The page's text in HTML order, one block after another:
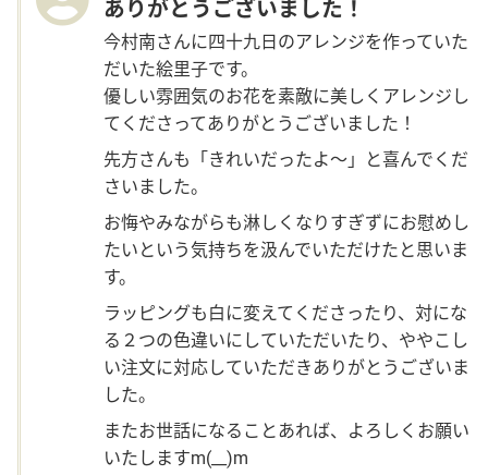
ありがとうございました！
今村南さんに四十九日のアレンジを作っていた
だいた絵里子です。
優しい雰囲気のお花を素敵に美しくアレンジし
てくださってありがとうございました！
先方さんも「きれいだったよ～」と喜んでくだ
さいました。
お悔やみながらも淋しくなりすぎずにお慰めし
たいという気持ちを汲んでいただけたと思いま
す。
ラッピングも白に変えてくださったり、対にな
る２つの色違いにしていただいたり、ややこし
い注文に対応していただきありがとうございま
した。
またお世話になることあれば、よろしくお願い
いたしますm(__)m